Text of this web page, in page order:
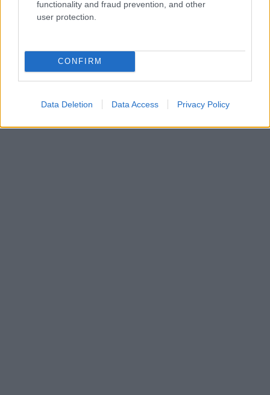
functionality and fraud prevention, and other
user protection.
CONFIRM
Data Deletion Data Access Privacy Policy